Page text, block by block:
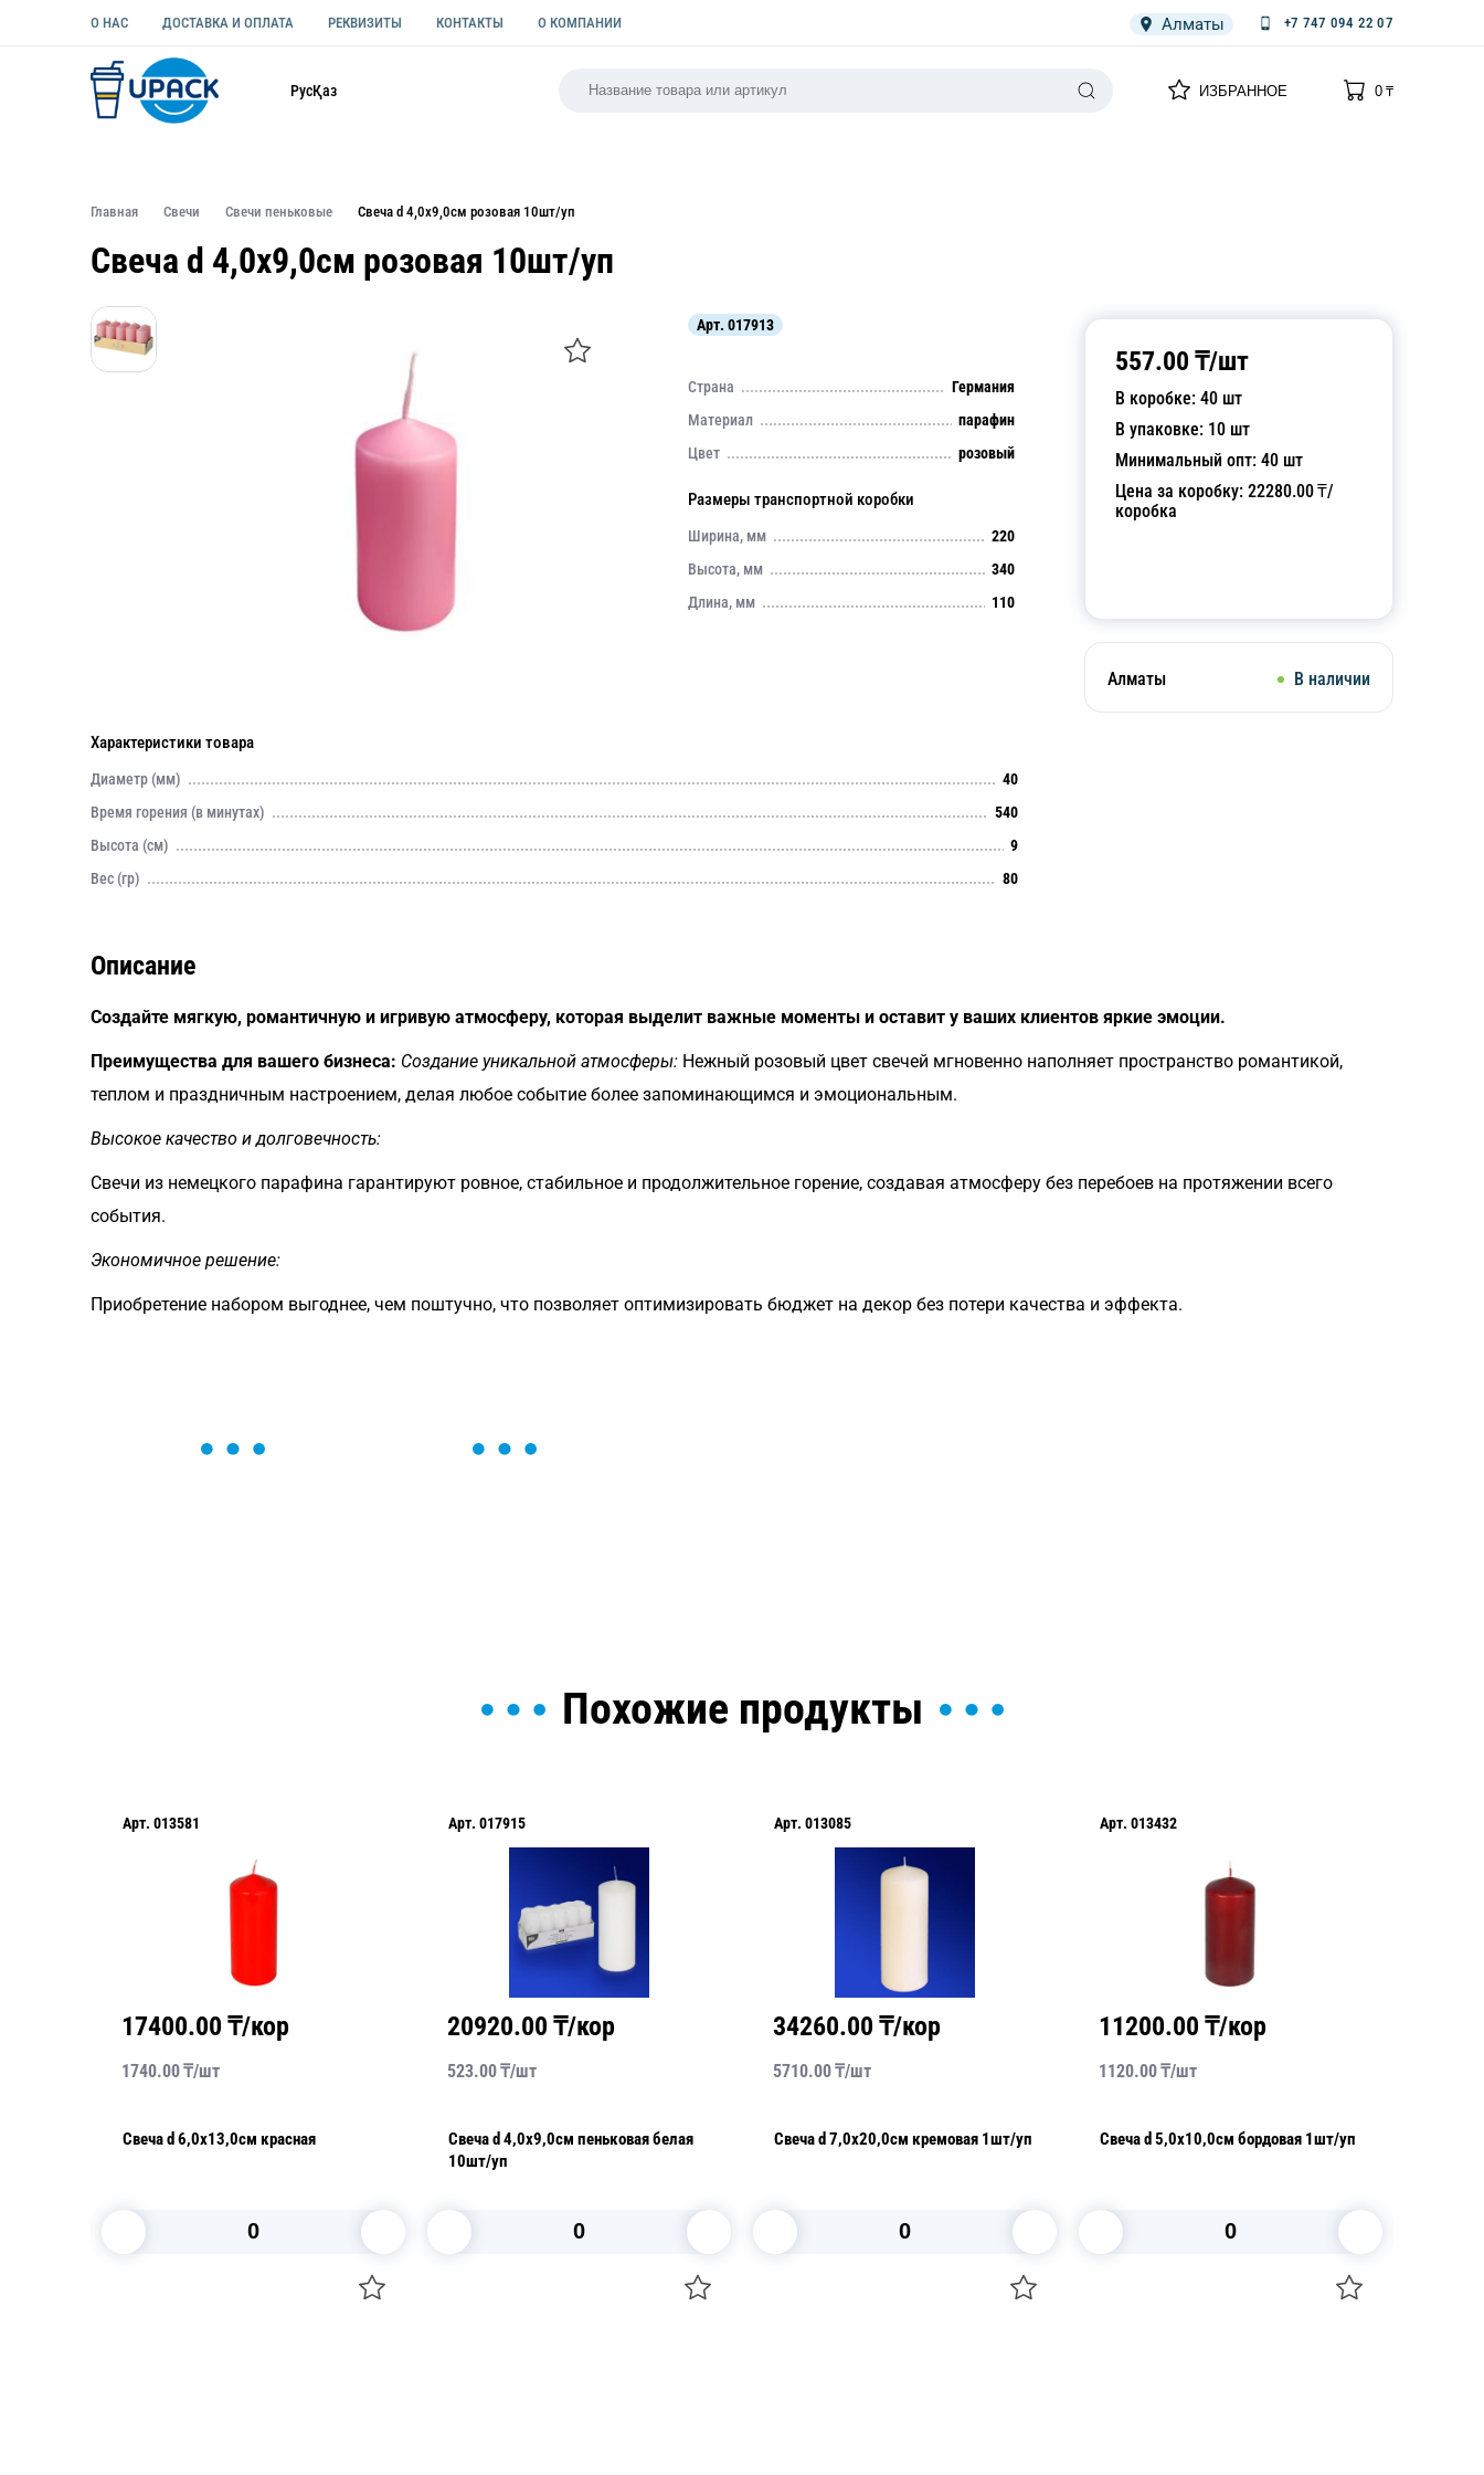
О НАС ДОСТАВКА И ОПЛАТА РЕКВИЗИТЫ КОНТАКТЫ О КОМПАНИИ Алматы +7 747 094 22 07
РусҚаз ИЗБРАННОЕ
0
0₸
Главная Свечи Свечи пеньковые Свеча d 4,0х9,0см розовая 10шт/уп
Свеча d 4,0х9,0см розовая 10шт/уп
557.00 ₸/шт
В коробке: 40 шт
В упаковке: 10 шт
Минимальный опт: 40 шт
Цена за коробку: 22280.00₸/
коробка
Алматы В наличии
Арт. 017913
Страна
Германия
Материал
парафин
Цвет
розовый
Размеры транспортной коробки
Ширина, мм
220
Высота, мм
340
Длина, мм
110
Характеристики товара
Диаметр (мм)
40
Время горения (в минутах)
540
Высота (см)
9
Вес (гр)
80
Описание
Создайте мягкую, романтичную и игривую атмосферу, которая выделит важные моменты и оставит у ваших клиентов яркие эмоции.
Преимущества для вашего бизнеса: Создание уникальной атмосферы: Нежный розовый цвет свечей мгновенно наполняет пространство романтикой,
теплом и праздничным настроением, делая любое событие более запоминающимся и эмоциональным.
Высокое качество и долговечность:
Свечи из немецкого парафина гарантируют ровное, стабильное и продолжительное горение, создавая атмосферу без перебоев на протяжении всего
события.
Экономичное решение:
Приобретение набором выгоднее, чем поштучно, что позволяет оптимизировать бюджет на декор без потери качества и эффекта.
Похожие продукты
Арт. 013581
17400.00 ₸/кор
1740.00₸/шт
Свеча d 6,0х13,0см красная
Арт. 017915
20920.00 ₸/кор
523.00₸/шт
Свеча d 4,0х9,0см пеньковая белая
10шт/уп
Арт. 013085
34260.00 ₸/кор
5710.00₸/шт
Свеча d 7,0х20,0см кремовая 1шт/уп
Арт. 013432
11200.00 ₸/кор
1120.00₸/шт
Свеча d 5,0х10,0см бордовая 1шт/уп